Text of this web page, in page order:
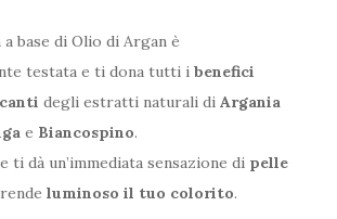
base di Olio di Argan è
testata e ti dona tutti i benefici
degli estratti naturali di Argania
e Biancospino.
ti dà un’immediata sensazione di pelle
luminoso il tuo colorito.